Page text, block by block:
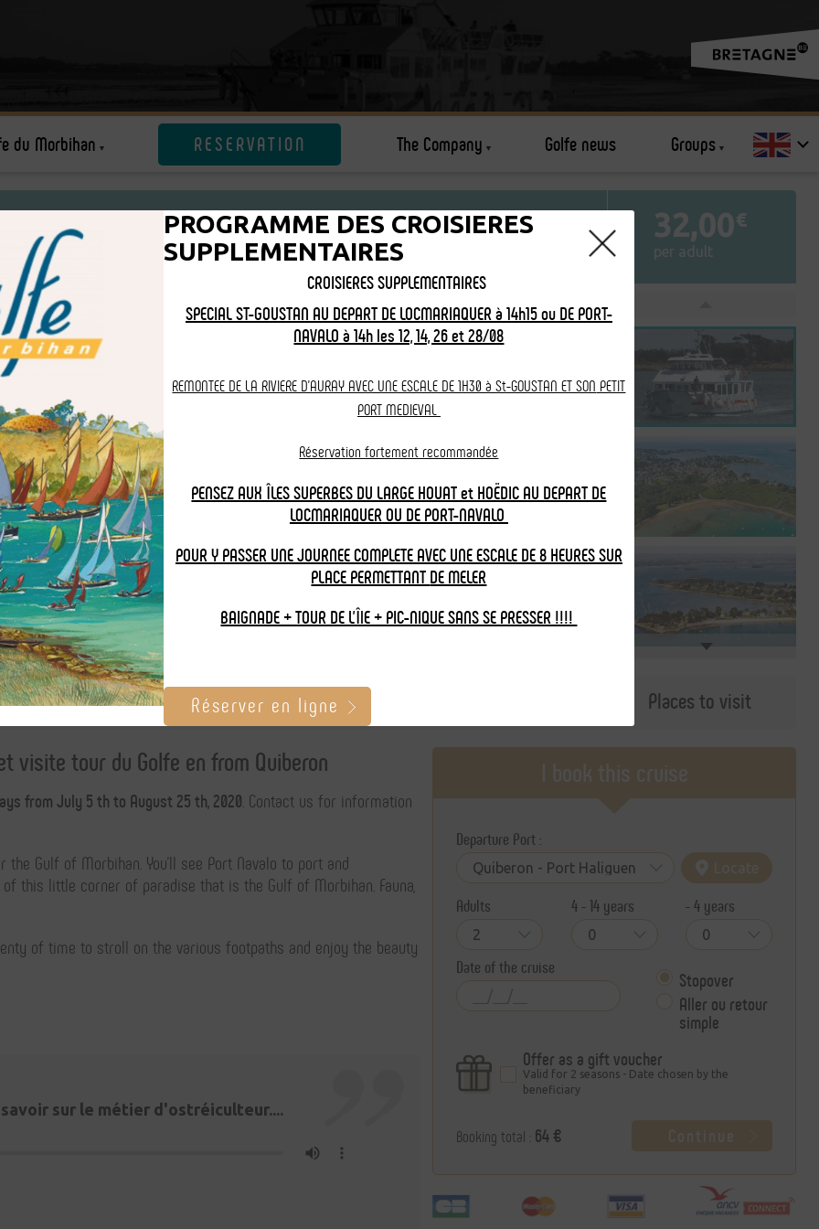
du Morbihan RESERVATION The Company Golfe news Groups
et visite tour du Golfe en 32,00€
per adult
Rates & schedules Itinerary Places to visit
visite tour du Golfe en from Quiberon
from July 5 th to August 25 th, 2020. Contact us for information
Gulf of Morbihan. You’ll see Port Navalo to port and
this little corner of paradise that is the Gulf of Morbihan. Fauna,
of time to stroll on the various footpaths and enjoy the beauty
sur le métier d'ostréiculteur....
Departure Port :
Adults 4 - 14 years - 4 years
Date of the cruise
Stopover
Aller ou retour
simple
Offer as a gift voucher
Valid for 2 seasons - Date chosen by the
beneficiary
Booking total : 64 €
PROGRAMME DES CROISIERES
SUPPLEMENTAIRES
CROISIERES SUPPLEMENTAIRES
SPECIAL ST-GOUSTAN AU DEPART DE LOCMARIAQUER à 14h15 ou DE PORT-
NAVALO à 14h les 12, 14, 26 et 28/08
REMONTEE DE LA RIVIERE D'AURAY AVEC UNE ESCALE DE 1H30 à St-GOUSTAN ET SON PETIT
PORT MEDIEVAL
Réservation fortement recommandée
PENSEZ AUX ÎLES SUPERBES DU LARGE HOUAT et HOËDIC AU DEPART DE
LOCMARIAQUER OU DE PORT-NAVALO
POUR Y PASSER UNE JOURNEE COMPLETE AVEC UNE ESCALE DE 8 HEURES SUR
PLACE PERMETTANT DE MELER
BAIGNADE + TOUR DE L'ÎlE + PIC-NIQUE SANS SE PRESSER !!!!
Réserver en ligne